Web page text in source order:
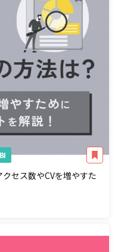
セス数やCVを増やすた